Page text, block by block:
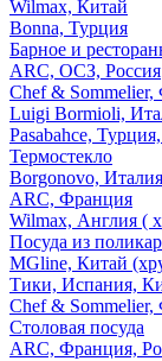
Wilmax, Китай
Bonna, Турция
Барное и
ARC, ОСЗ, Россия
Chef & Sommelier,
Luigi Bormioli,
Pasabahce,
Термостекло
Borgonovo, Италия
ARC, Франция
Wilmax, Англия (
Посуда из
MGline, Китай
Тики, Испания,
Chef & Sommelier,
Столовая посуда
ARC, Франция,